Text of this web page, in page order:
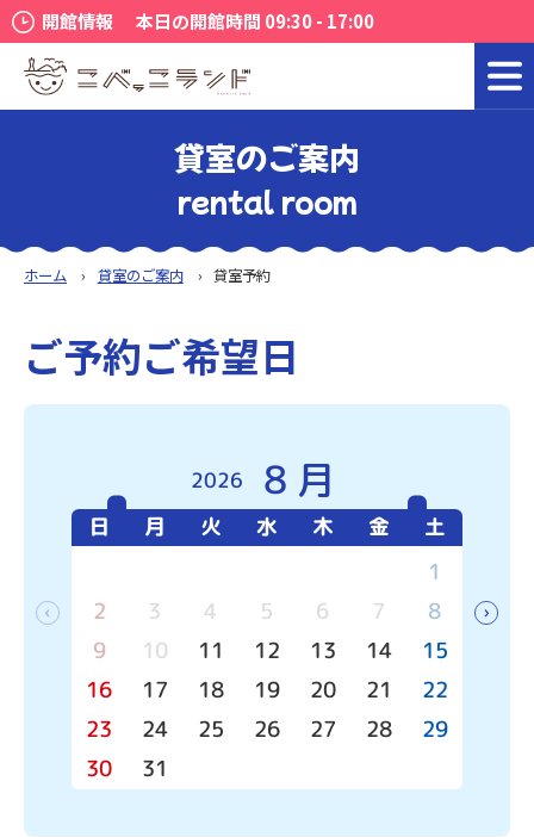
開館情報 本日の開館時間 09:30 - 17:00
貸室のご案内
rental room
ホーム 貸室のご案内 貸室予約
ご予約ご希望日
2026 8月
日 月 火 水 木 金 土
1
2
3 4 5 6 7
8
9
10 11 12 13 14
15
16
17 18 19 20 21
22
23
24 25 26 27 28
29
30
31